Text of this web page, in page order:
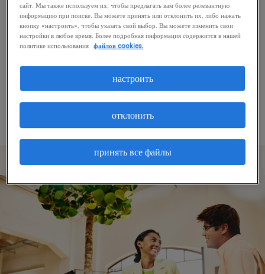
Вы искали работу в определенном месте?
Учтите возможность расширения диапазона
вокруг местонахождения.
Измените название должности или ключевые
слова и проверьте, правильно ли они
написаны.
сайт. Мы также используем их, чтобы предлагать вам более релевантную
информацию при поиске. Вы можете принять или отклонить их, либо нажать
кнопку «настроить», чтобы указать свой выбор. Вы можете изменить свои
настройки в любое время. Более подробная информация содержится в нашей
политике использования
файлов cookies.
принять все файлы
отклонить
настроить